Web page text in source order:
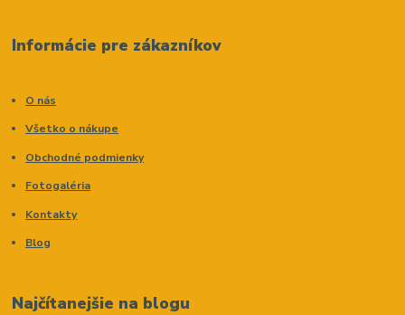
Informácie pre zákazníkov
O nás
Všetko o nákupe
Obchodné podmienky
Fotogaléria
Kontakty
Blog
Najčítanejšie na blogu